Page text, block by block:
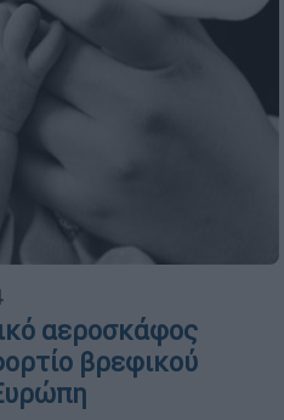
αεροσκάφος
βρεφικού